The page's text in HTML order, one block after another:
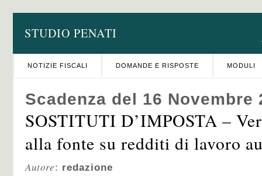
STUDIO PENATI
NOTIZIE FISCALI DOMANDE E RISPOSTE MODULI
Scadenza del 16 Novembre
SOSTITUTI D’IMPOSTA –
alla fonte su redditi di lavoro
Autore: redazione